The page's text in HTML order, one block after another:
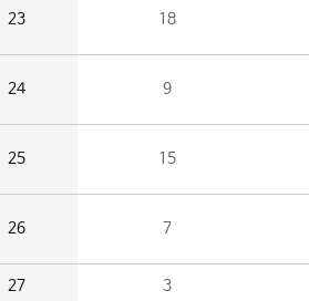
23 18
24 9
25 15
26 7
27 3